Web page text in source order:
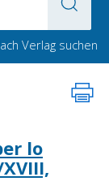
Verlag suchen
lo